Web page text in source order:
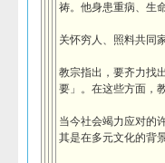
祷。他身患重病、生命
关怀穷人、照料共同
教宗指出，要齐力找
要」。在这些方面，
当今社会竭力应对的
其是在多元文化的背景